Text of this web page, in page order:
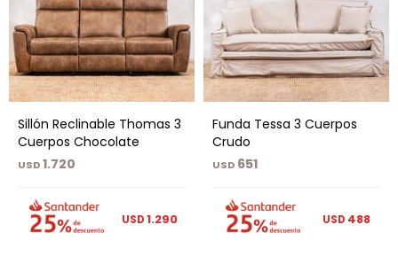
Sillón Reclinable Thomas 3
Cuerpos Chocolate
USD1.720
USD1.290
Funda Tessa 3 Cuerpos
Crudo
USD 651
USD 488